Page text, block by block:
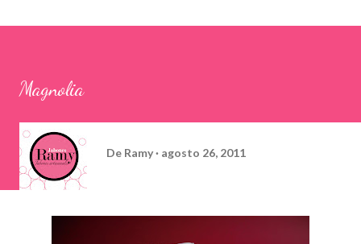
Magnolia
De Ramy agosto 26, 2011